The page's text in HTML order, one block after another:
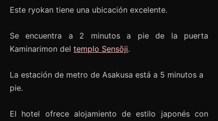
Este ryokan tiene una ubicación excelente.
Se encuentra a 2 minutos a pie de la puerta
Kaminarimon del templo Sensōji.
La estación de metro de Asakusa está a 5 minutos a
pie.
El hotel ofrece alojamiento de estilo japonés con